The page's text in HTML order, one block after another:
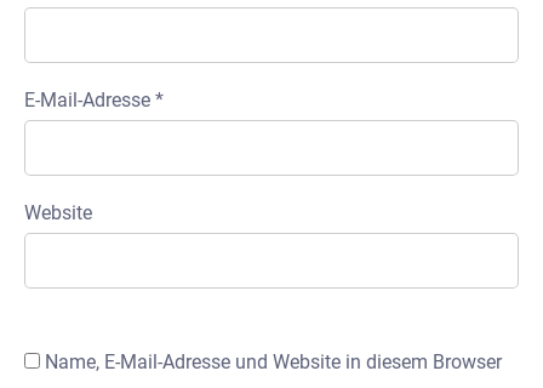
E-Mail-Adresse *
Website
Name, E-Mail-Adresse und Website in diesem Browser